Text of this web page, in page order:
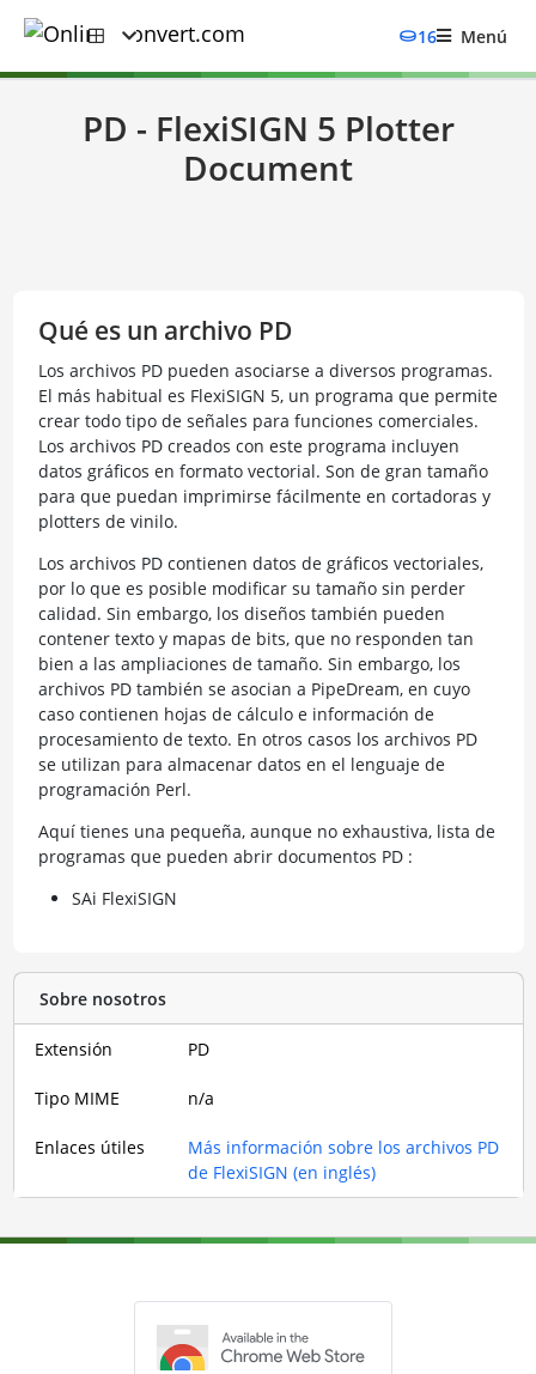
16 Menú
PD - FlexiSIGN 5 Plotter
Document
Qué es un archivo PD
Los archivos PD pueden asociarse a diversos programas.
El más habitual es FlexiSIGN 5, un programa que permite
crear todo tipo de señales para funciones comerciales.
Los archivos PD creados con este programa incluyen
datos gráficos en formato vectorial. Son de gran tamaño
para que puedan imprimirse fácilmente en cortadoras y
plotters de vinilo.
Los archivos PD contienen datos de gráficos vectoriales,
por lo que es posible modificar su tamaño sin perder
calidad. Sin embargo, los diseños también pueden
contener texto y mapas de bits, que no responden tan
bien a las ampliaciones de tamaño. Sin embargo, los
archivos PD también se asocian a PipeDream, en cuyo
caso contienen hojas de cálculo e información de
procesamiento de texto. En otros casos los archivos PD
se utilizan para almacenar datos en el lenguaje de
programación Perl.
Aquí tienes una pequeña, aunque no exhaustiva, lista de
programas que pueden abrir documentos PD :
SAi FlexiSIGN
Sobre nosotros
Extensión PD
Tipo MIME n/a
Enlaces útiles
Más información sobre los archivos PD
de FlexiSIGN (en inglés)